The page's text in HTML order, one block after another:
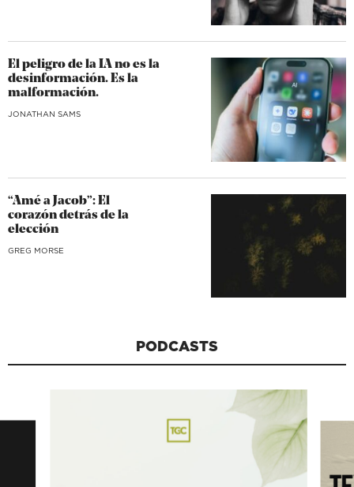
El peligro de la IA no es la
desinformación. Es la
malformación.
JONATHAN SAMS
“Amé a Jacob”: El
corazón detrás de la
elección
GREG MORSE
PODCASTS